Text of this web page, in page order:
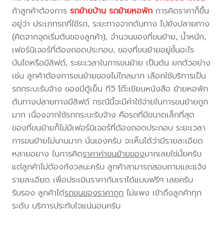
ถ้าลูกค้าต้องการรถย้ายบ้าน รถย้ายหอพัก การคิดราคาก็ขึ้น
อยู่ว่า ประเภทรถที่ใช้รถ, ระยะทางจากต้นทาง ไปยังปลายทาง
(คิดจากจุดเริ่มต้นของลูกค้า), จำนวนของที่ขนย้าย, น้ำหนัก,
เฟอร์นิเจอร์ที่ต้องถอดประกอบ, ของที่ขนย้ายอยู่ชั้นอะไร
บันไดหรือมีลิฟต์, ระยะเวลาในการขนย้าย เป็นต้น ยกตัวอย่าง
เช่น ลูกค้าต้องการขนย้ายของไม่ไกลมาก เลือกใช้บริการเป็น
รถกระบะรับจ้าง ของมีตู้เย็น ทีวี โต๊ะเขียนหนังสือ ย้ายหอพัก
ต้นทางปลายทางมีลิฟต์ กรณีนี้จะมีค่าใช้จ่ายในการขนย้ายถูก
มาก เนื่องจากใช้รถกระบะรับจ้าง คือรถที่มีขนาดเล็กที่สุด
ของที่ขนย้ายก็ไม่มีเฟอร์นิเจอร์ที่ต้องถอดประกอบ ระยะเวลา
การขนย้ายไม่นานมาก นั่นเองครับ จะเห็นได้ว่ามีรายละเอียด
หลายอยาง ในการคิดราคาค่าขนย้ายของมากเลยใช่มั้ยครับ
แต่ลูกค้าไม่ต้องกังวลนะครับ ลูกค้าสามารถสอบถามและแจ้ง
รายละเอียด เพื่อประเมินราคากับเราได้แบบฟรีๆ เลยครับ
รับรอง ลูกค้าได้รถขนของราคาถูกไม่แพง เข้าถึงลูกค้าทุก
ระดับ บริการประทับใจแน่นอนครับ